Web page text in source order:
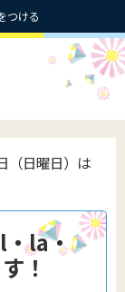
つける
（日曜日）は
la・
！